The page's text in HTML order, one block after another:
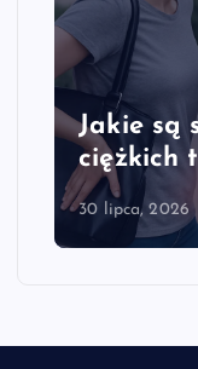
Jakie są
ciężkich
30 lipca, 2026